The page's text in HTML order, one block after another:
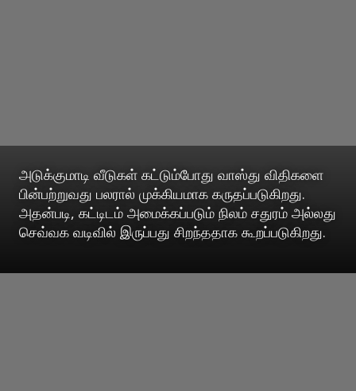
அடுக்குமாடி வீடுகள் கட்டும்போது வாஸ்து விதிகளை
பின்பற்றுவது பலரால் முக்கியமாக கருதப்படுகிறது.
அதன்படி, கட்டிடம் அமைக்கப்படும் நிலம் சதுரம் அல்லது
செவ்வக வடிவில் இருப்பது சிறந்ததாக கூறப்படுகிறது.